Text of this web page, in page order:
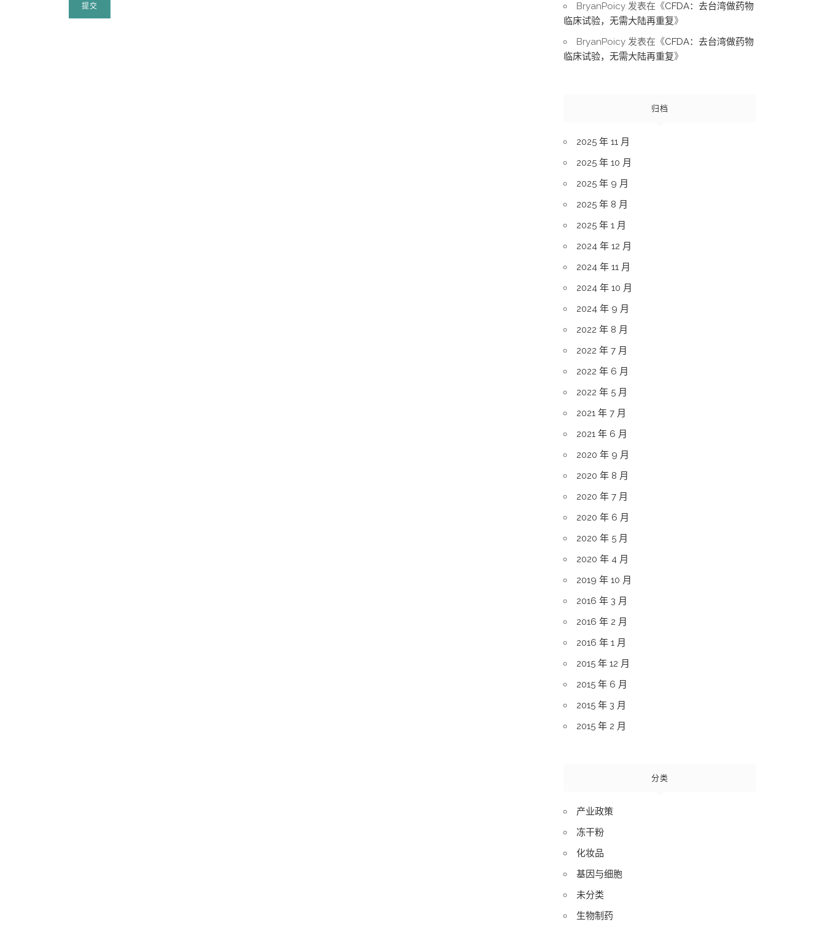
BryanPoicy 发表在《CFDA：去台湾做药物
临床试验，无需大陆再重复》
BryanPoicy 发表在《CFDA：去台湾做药物
临床试验，无需大陆再重复》
归档
2025 年 11 月
2025 年 10 月
2025 年 9 月
2025 年 8 月
2025 年 1 月
2024 年 12 月
2024 年 11 月
2024 年 10 月
2024 年 9 月
2022 年 8 月
2022 年 7 月
2022 年 6 月
2022 年 5 月
2021 年 7 月
2021 年 6 月
2020 年 9 月
2020 年 8 月
2020 年 7 月
2020 年 6 月
2020 年 5 月
2020 年 4 月
2019 年 10 月
2016 年 3 月
2016 年 2 月
2016 年 1 月
2015 年 12 月
2015 年 6 月
2015 年 3 月
2015 年 2 月
分类
产业政策
冻干粉
化妆品
基因与细胞
未分类
生物制药